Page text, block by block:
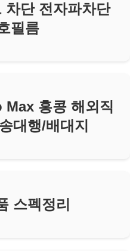
차단 전자파차단
필름
Max 홍콩 해외직
대행/배대지
스펙정리